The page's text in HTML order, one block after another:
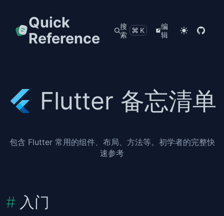
Quick
Reference
搜
索
⌘K
编
辑
Flutter 备忘清单
包含 Flutter 常用的组件、布局、方法等。初学者的完整快
速参考
入门